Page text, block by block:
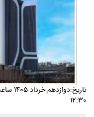
تاريخ:دوازدهم
12:30